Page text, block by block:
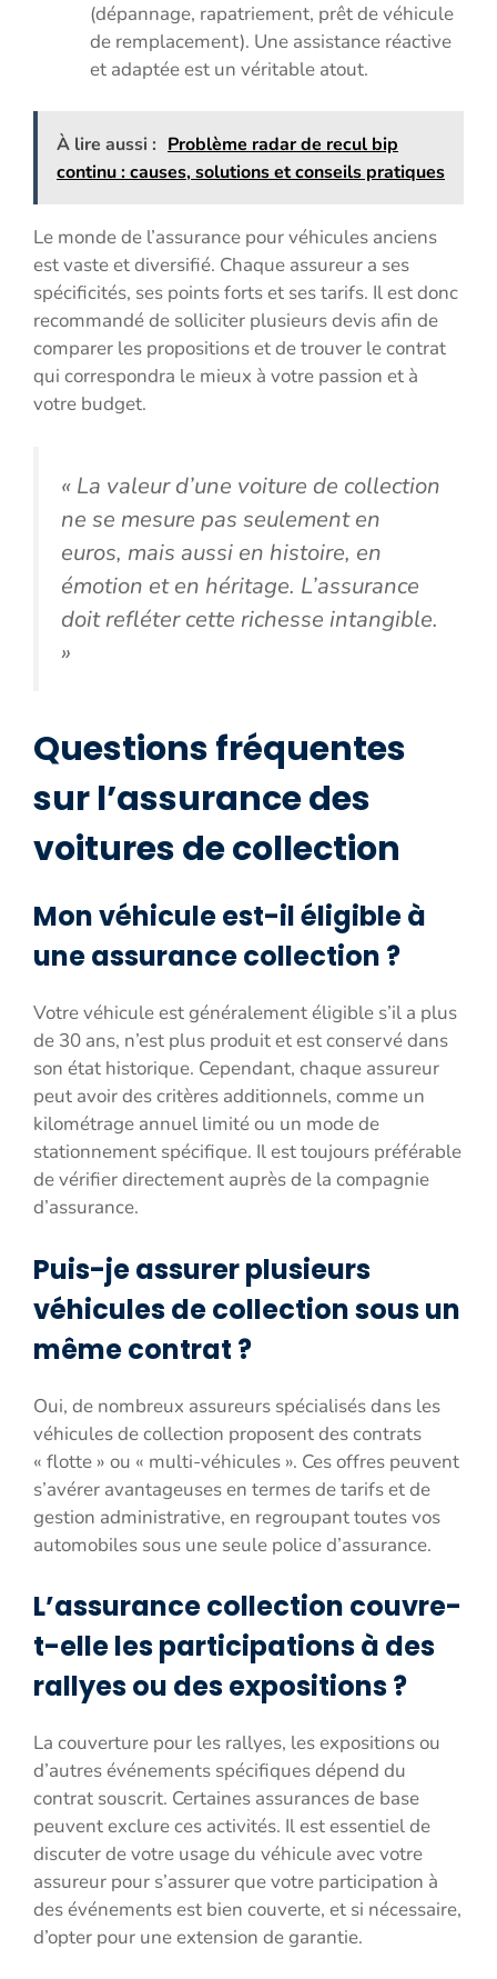
(dépannage, rapatriement, prêt de véhicule
de remplacement). Une assistance réactive
et adaptée est un véritable atout.
À lire aussi : Problème radar de recul bip
continu : causes, solutions et conseils pratiques
Le monde de l’assurance pour véhicules anciens
est vaste et diversifié. Chaque assureur a ses
spécificités, ses points forts et ses tarifs. Il est donc
recommandé de solliciter plusieurs devis afin de
comparer les propositions et de trouver le contrat
qui correspondra le mieux à votre passion et à
votre budget.
« La valeur d’une voiture de collection
ne se mesure pas seulement en
euros, mais aussi en histoire, en
émotion et en héritage. L’assurance
doit refléter cette richesse intangible.
»
Questions fréquentes
sur l’assurance des
voitures de collection
Mon véhicule est-il éligible à
une assurance collection ?
Votre véhicule est généralement éligible s’il a plus
de 30 ans, n’est plus produit et est conservé dans
son état historique. Cependant, chaque assureur
peut avoir des critères additionnels, comme un
kilométrage annuel limité ou un mode de
stationnement spécifique. Il est toujours préférable
de vérifier directement auprès de la compagnie
d’assurance.
Puis-je assurer plusieurs
véhicules de collection sous un
même contrat ?
Oui, de nombreux assureurs spécialisés dans les
véhicules de collection proposent des contrats
« flotte » ou « multi-véhicules ». Ces offres peuvent
s’avérer avantageuses en termes de tarifs et de
gestion administrative, en regroupant toutes vos
automobiles sous une seule police d’assurance.
L’assurance collection couvre-
t-elle les participations à des
rallyes ou des expositions ?
La couverture pour les rallyes, les expositions ou
d’autres événements spécifiques dépend du
contrat souscrit. Certaines assurances de base
peuvent exclure ces activités. Il est essentiel de
discuter de votre usage du véhicule avec votre
assureur pour s’assurer que votre participation à
des événements est bien couverte, et si nécessaire,
d’opter pour une extension de garantie.